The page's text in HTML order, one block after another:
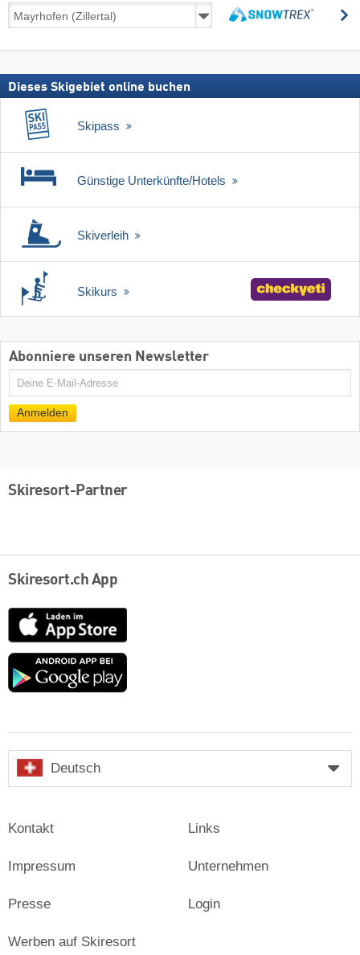
inkl.
Dieses Skigebiet online buchen
Skipass
Günstige Unterkünfte/Hotels
Skiverleih
Skikurs
Abonniere unseren Newsletter
E-
Mail
Anmelden
Skiresort-Partner
Skiresort.ch App
App
Store
Google
Deutsch
Kontakt
Impressum
Presse
Links
Unternehmen
Login
Werben auf Skiresort